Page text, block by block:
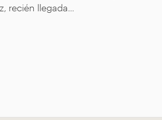
recién llegada...